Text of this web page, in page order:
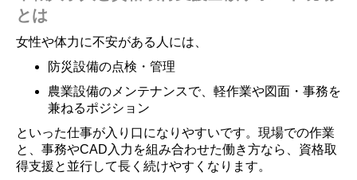
とは
女性や体力に不安がある人には、
防災設備の点検・管理
農業設備のメンテナンスで、軽作業や図面・事務を
兼ねるポジション
といった仕事が入り口になりやすいです。現場での作業
と、事務やCAD入力を組み合わせた働き方なら、資格取
得支援と並行して長く続けやすくなります。